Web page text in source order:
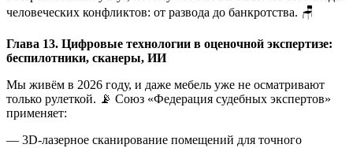
человеческих конфликтов: от развода до банкротства. 🪑
Глава 13. Цифровые технологии в оценочной экспертизе:
беспилотники, сканеры, ИИ
Мы живём в 2026 году, и даже мебель уже не осматривают
только рулеткой. 📡 Союз «Федерация судебных экспертов»
применяет:
— 3D-лазерное сканирование помещений для точного